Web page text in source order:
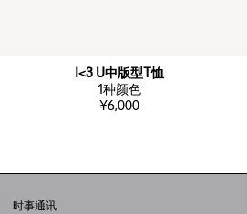
I<3 U中版型T恤
1种颜色
¥6,000
时事通讯